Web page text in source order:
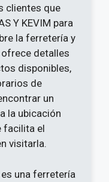
clientes que
Y KEVIM para
la ferretería y
detalles
disponibles,
de
un
la ubicación
facilita el
visitarla.
es una ferretería